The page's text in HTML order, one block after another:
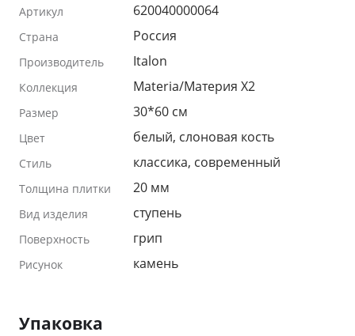
Артикул 620040000064
Страна Россия
Производитель Italon
Коллекция Materia/Материя X2
Размер 30*60 см
Цвет белый, слоновая кость
Стиль классика, современный
Толщина плитки 20 мм
Вид изделия ступень
Поверхность грип
Рисунок камень
Упаковка